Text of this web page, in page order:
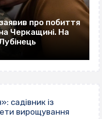
про побиття
Черкащині. На
садівник із
вирощування